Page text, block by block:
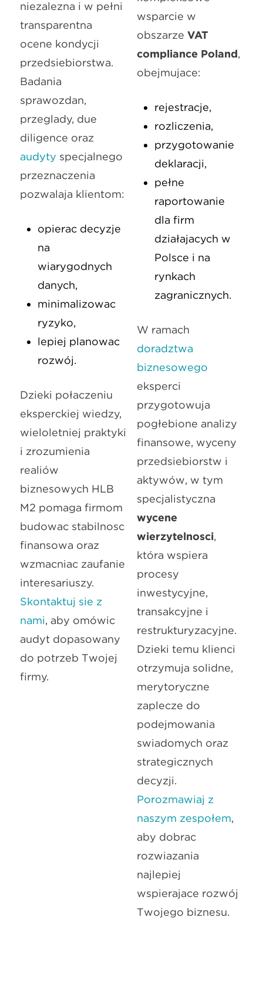
niezależną i w pełni
transparentną
ocenę kondycji
przedsiębiorstwa.
Badania
sprawozdań,
przeglądy, due
diligence oraz
audyty specjalnego
przeznaczenia
pozwalają klientom:
opierać decyzje
na
wiarygodnych
danych,
minimalizować
ryzyko,
lepiej planować
rozwój.
Dzięki połączeniu
eksperckiej wiedzy,
wieloletniej praktyki
i zrozumienia
realiów
biznesowych HLB
M2 pomaga firmom
budować stabilność
finansową oraz
wzmacniać zaufanie
interesariuszy.
Skontaktuj się z
nami, aby omówić
audyt dopasowany
do potrzeb Twojej
firmy.
wsparcie w
obszarze VAT
compliance Poland,
obejmujące:
rejestrację,
rozliczenia,
przygotowanie
deklaracji,
pełne
raportowanie
dla firm
działających w
Polsce i na
rynkach
zagranicznych.
W ramach
doradztwa
biznesowego
eksperci
przygotowują
pogłębione analizy
finansowe, wyceny
przedsiębiorstw i
aktywów, w tym
specjalistyczną
wycenę
wierzytelności,
która wspiera
procesy
inwestycyjne,
transakcyjne i
restrukturyzacyjne.
Dzięki temu klienci
otrzymują solidne,
merytoryczne
zaplecze do
podejmowania
świadomych oraz
strategicznych
decyzji.
Porozmawiaj z
naszym zespołem,
aby dobrać
rozwiązania
najlepiej
wspierające rozwój
Twojego biznesu.